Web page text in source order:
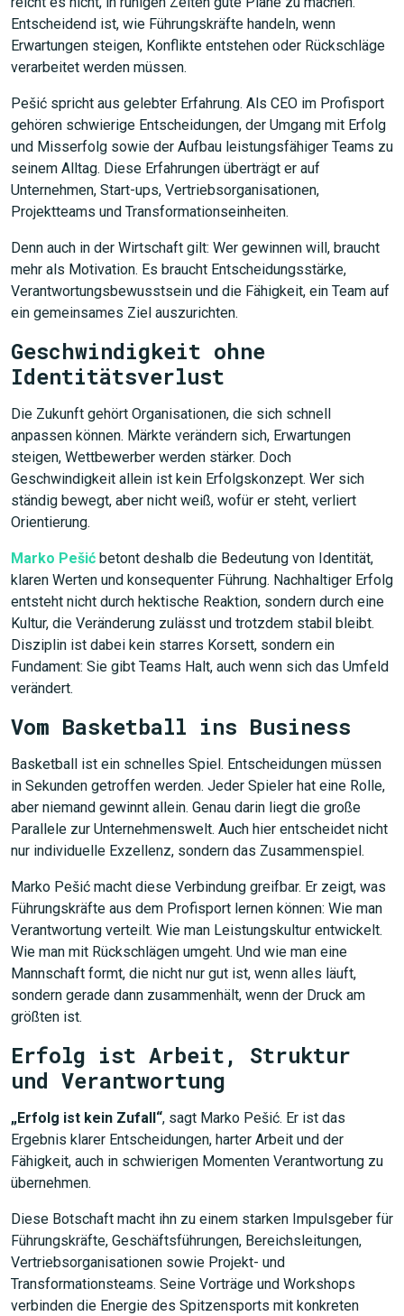
Entscheidend ist, wie Führungskräfte handeln, wenn
Erwartungen steigen, Konflikte entstehen oder Rückschläge
verarbeitet werden müssen.
Pešić spricht aus gelebter Erfahrung. Als CEO im Profisport
gehören schwierige Entscheidungen, der Umgang mit Erfolg
und Misserfolg sowie der Aufbau leistungsfähiger Teams zu
seinem Alltag. Diese Erfahrungen überträgt er auf
Unternehmen, Start-ups, Vertriebsorganisationen,
Projektteams und Transformationseinheiten.
Denn auch in der Wirtschaft gilt: Wer gewinnen will, braucht
mehr als Motivation. Es braucht Entscheidungsstärke,
Verantwortungsbewusstsein und die Fähigkeit, ein Team auf
ein gemeinsames Ziel auszurichten.
Geschwindigkeit ohne
Identitätsverlust
Die Zukunft gehört Organisationen, die sich schnell
anpassen können. Märkte verändern sich, Erwartungen
steigen, Wettbewerber werden stärker. Doch
Geschwindigkeit allein ist kein Erfolgskonzept. Wer sich
ständig bewegt, aber nicht weiß, wofür er steht, verliert
Orientierung.
Marko Pešić betont deshalb die Bedeutung von Identität,
klaren Werten und konsequenter Führung. Nachhaltiger Erfolg
entsteht nicht durch hektische Reaktion, sondern durch eine
Kultur, die Veränderung zulässt und trotzdem stabil bleibt.
Disziplin ist dabei kein starres Korsett, sondern ein
Fundament: Sie gibt Teams Halt, auch wenn sich das Umfeld
verändert.
Vom Basketball ins Business
Basketball ist ein schnelles Spiel. Entscheidungen müssen
in Sekunden getroffen werden. Jeder Spieler hat eine Rolle,
aber niemand gewinnt allein. Genau darin liegt die große
Parallele zur Unternehmenswelt. Auch hier entscheidet nicht
nur individuelle Exzellenz, sondern das Zusammenspiel.
Marko Pešić macht diese Verbindung greifbar. Er zeigt, was
Führungskräfte aus dem Profisport lernen können: Wie man
Verantwortung verteilt. Wie man Leistungskultur entwickelt.
Wie man mit Rückschlägen umgeht. Und wie man eine
Mannschaft formt, die nicht nur gut ist, wenn alles läuft,
sondern gerade dann zusammenhält, wenn der Druck am
größten ist.
Erfolg ist Arbeit, Struktur
und Verantwortung
„Erfolg ist kein Zufall“, sagt Marko Pešić. Er ist das
Ergebnis klarer Entscheidungen, harter Arbeit und der
Fähigkeit, auch in schwierigen Momenten Verantwortung zu
übernehmen.
Diese Botschaft macht ihn zu einem starken Impulsgeber für
Führungskräfte, Geschäftsführungen, Bereichsleitungen,
Vertriebsorganisationen sowie Projekt- und
Transformationsteams. Seine Vorträge und Workshops
verbinden die Energie des Spitzensports mit konkreten